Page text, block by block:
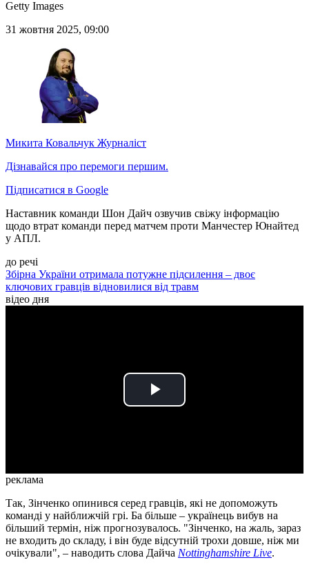
Getty Images
31 жовтня 2025, 09:00
Микита Ковальчук Журналіст
Дізнавайся про перемоги першим.
Підписатися в Google
Наставник команди Шон Дайч озвучив свіжу інформацію
щодо втрат команди перед матчем проти Манчестер Юнайтед
у АПЛ.
до речі
Збірна України отримала потужне підсилення – двоє
ключових гравців відновилися від травм
відео дня
Play
реклама
Так, Зінченко опинився серед гравців, які не допоможуть
команді у найближчій грі. Ба більше – українець вибув на
більший термін, ніж прогнозувалось. "Зінченко, на жаль, зараз
не входить до складу, і він буде відсутній трохи довше, ніж ми
очікували", – наводить слова Дайча Nottinghamshire Live.